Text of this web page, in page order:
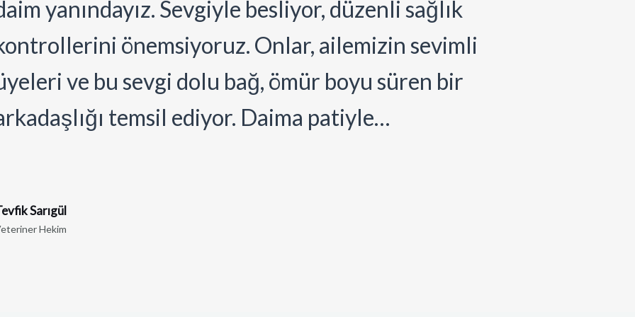
yanındayız. Sevgiyle besliyor, düzenli sağlık
önemsiyoruz. Onlar, ailemizin sevimli
ve bu sevgi dolu bağ, ömür boyu süren bir
temsil ediyor. Daima patiyle…
Sarıgül
Hekim